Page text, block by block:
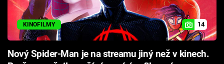
KINOFILMY 14
Nový Spider-Man je na streamu jiný než v kinech.